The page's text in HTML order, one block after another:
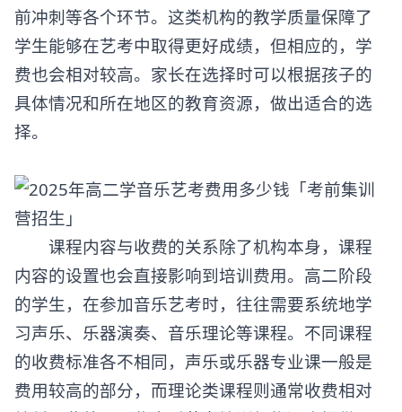
前冲刺等各个环节。这类机构的教学质量保障了
学生能够在艺考中取得更好成绩，但相应的，学
费也会相对较高。家长在选择时可以根据孩子的
具体情况和所在地区的教育资源，做出适合的选
择。
课程内容与收费的关系除了机构本身，课程
内容的设置也会直接影响到培训费用。高二阶段
的学生，在参加音乐艺考时，往往需要系统地学
习声乐、乐器演奏、音乐理论等课程。不同课程
的收费标准各不相同，声乐或乐器专业课一般是
费用较高的部分，而理论类课程则通常收费相对